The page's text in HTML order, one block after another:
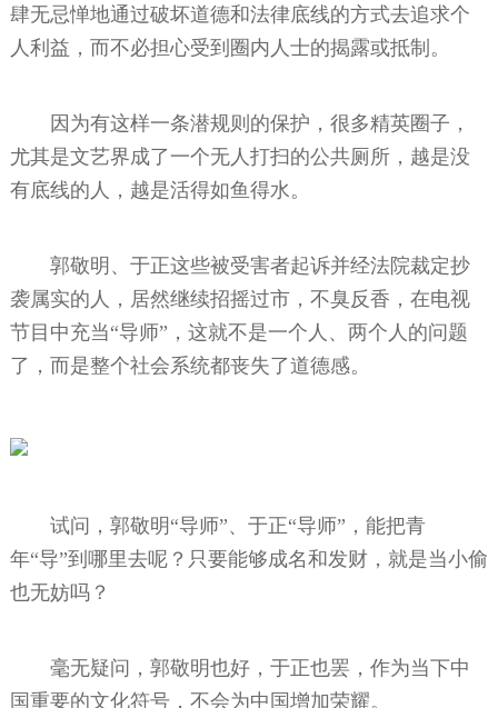
肆无忌惮地通过破坏道德和法律底线的方式去追求个
人利益，而不必担心受到圈内人士的揭露或抵制。
因为有这样一条潜规则的保护，很多精英圈子，
尤其是文艺界成了一个无人打扫的公共厕所，越是没
有底线的人，越是活得如鱼得水。
郭敬明、于正这些被受害者起诉并经法院裁定抄
袭属实的人，居然继续招摇过市，不臭反香，在电视
节目中充当“导师”，这就不是一个人、两个人的问题
了，而是整个社会系统都丧失了道德感。
试问，郭敬明“导师”、于正“导师”，能把青
年“导”到哪里去呢？只要能够成名和发财，就是当小偷
也无妨吗？
毫无疑问，郭敬明也好，于正也罢，作为当下中
国重要的文化符号，不会为中国增加荣耀。